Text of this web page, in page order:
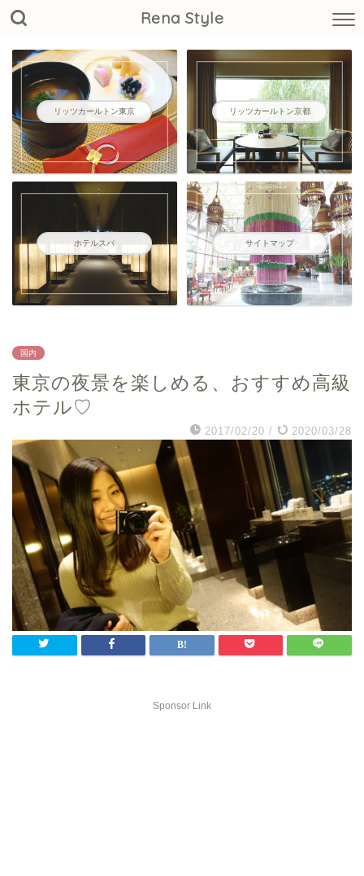
Rena Style
リッツカールトン東京 リッツカールトン京都
ホテルスパ サイトマップ
国内
東京の夜景を楽しめる、おすすめ高級
ホテル♡
2017/02/20 / 2020/03/28
Sponsor Link